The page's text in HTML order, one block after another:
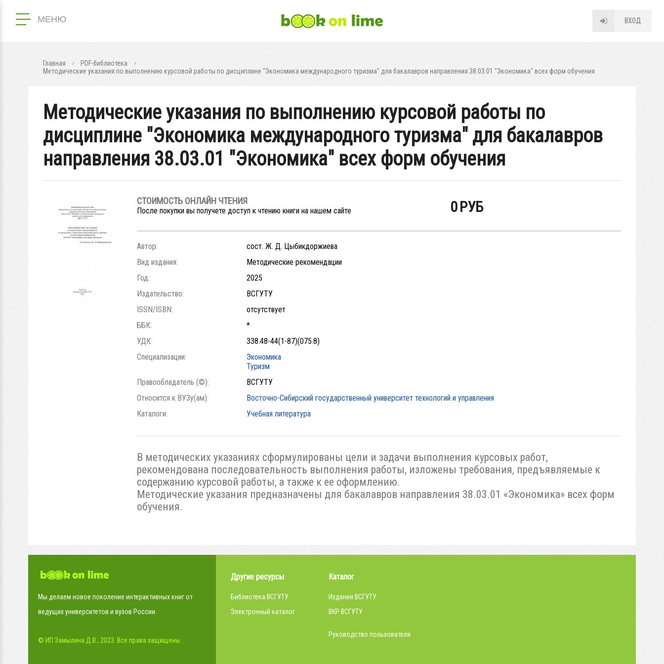
МЕНЮ ВХОД
Главная
PDF-библиотека
Методические указания по выполнению курсовой работы по дисциплине "Экономика международного туризма" для бакалавров направления 38.03.01 "Экономика" всех форм обучения
Методические указания по выполнению курсовой работы по
дисциплине "Экономика международного туризма" для бакалавров
направления 38.03.01 "Экономика" всех форм обучения
СТОИМОСТЬ ОНЛАЙН ЧТЕНИЯ
После покупки вы получете доступ к чтению книги на нашем сайте 0РУБ
Автор:
сост. Ж. Д. Цыбикдоржиева
Вид издания:
Методические рекомендации
Год:
2025
Издательство:
ВСГУТУ
ISSN/ISBN:
отсутствует
ББК:
*
УДК:
338.48-44(1-87)(075.8)
Специализации:
Экономика
Туризм
Правообладатель (©):
ВСГУТУ
Относится к ВУЗу(ам):
Восточно-Сибирский государственный университет технологий и управления
Каталоги:
Учебная литература
В методических указаниях сформулированы цели и задачи выполнения курсовых работ,
рекомендована последовательность выполнения работы, изложены требования, предъявляемые к
содержанию курсовой работы, а также к ее оформлению.
Методические указания предназначены для бакалавров направления 38.03.01 «Экономика» всех форм
обучения.
Мы делаем новое поколение интерактивных книг от
ведущих университетов и вузов России.
© ИП Замылина Д.В., 2023. Все права защищены.
Другие ресурсы
Библиотека ВСГУТУ
Электронный каталог
Каталог
Издания ВСГУТУ
ВКР ВСГУТУ
Руководство пользователя